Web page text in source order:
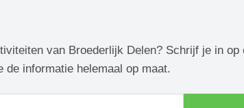
van Broederlijk Delen? Schrijf je in op
informatie helemaal op maat.